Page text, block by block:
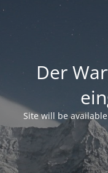
Der
Site will be